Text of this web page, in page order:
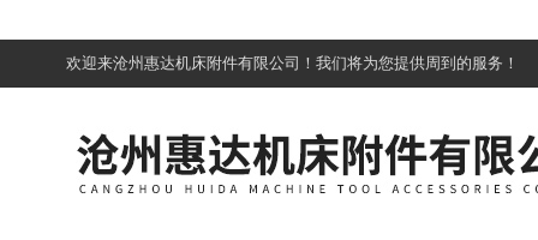
欢迎来沧州惠达机床附件有限公司！我们将为您提供周到的服务！